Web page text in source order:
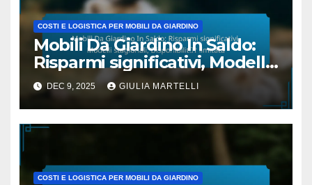
COSTI E LOGISTICA PER MOBILI DA GIARDINO
Mobili Da Giardino In Saldo:
Risparmi significativi, Modelli
stagionali, Disponibilità
limitata
DEC 9, 2025 GIULIA MARTELLI
COSTI E LOGISTICA PER MOBILI DA GIARDINO